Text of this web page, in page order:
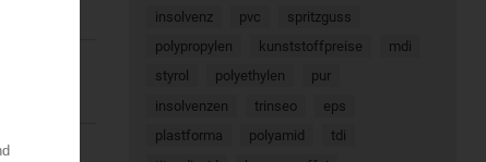
insolvenz pvc
spritzguss
polypropylen
kunststoffpreise
mdi
styrol
polyethylen
pur
insolvenzen
trinseo
eps
plastforma
polyamid
tdi